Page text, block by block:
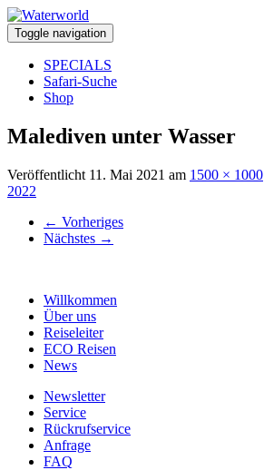
Toggle navigation
SPECIALS
Safari-Suche
Shop
Malediven unter Wasser
Veröffentlicht 11. Mai 2021 am 1500 × 1000
2022
← Vorheriges
Nächstes →
Willkommen
Über uns
Reiseleiter
ECO Reisen
News
Newsletter
Service
Rückrufservice
Anfrage
FAQ